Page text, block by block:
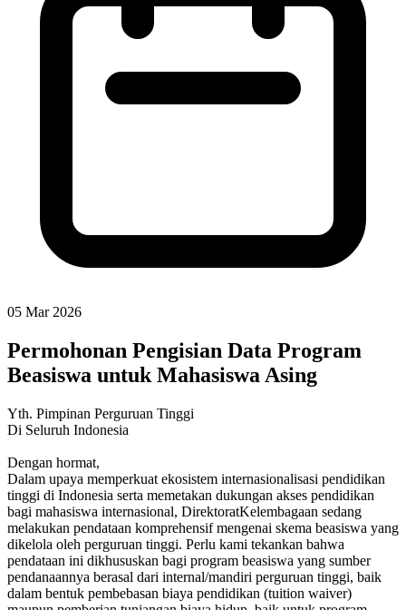
05 Mar 2026
Permohonan Pengisian Data Program
Beasiswa untuk Mahasiswa Asing
Yth. Pimpinan Perguruan Tinggi
Di Seluruh Indonesia
Dengan hormat,
Dalam upaya memperkuat ekosistem internasionalisasi pendidikan
tinggi di Indonesia serta memetakan dukungan akses pendidikan
bagi mahasiswa internasional, DirektoratKelembagaan sedang
melakukan pendataan komprehensif mengenai skema beasiswa yang
dikelola oleh perguruan tinggi. Perlu kami tekankan bahwa
pendataan ini dikhususkan bagi program beasiswa yang sumber
pendanaannya berasal dari internal/mandiri perguruan tinggi, baik
dalam bentuk pembebasan biaya pendidikan (tuition waiver)